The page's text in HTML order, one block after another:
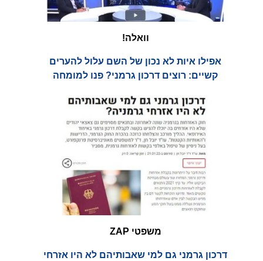
וואלה!
אפילו איות לא נכון של השם עלול להערים
קשיים: רוצים דרכון גרמני? פנו למומחה
משפטי ZAP
דרכון גרמני גם למי שאבותיהם לא היו אזרחי